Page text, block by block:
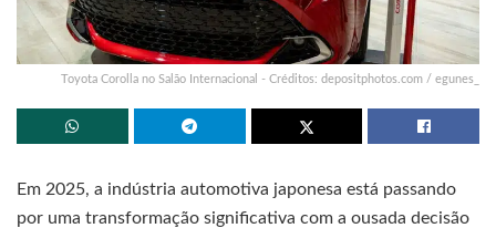
Toyota Corolla no Salão Internacional - Créditos: depositphotos.com / egunes_
Em 2025, a indústria automotiva japonesa está passando
por uma transformação significativa com a ousada decisão